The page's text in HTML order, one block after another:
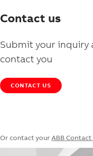
Contact us
Submit your inquiry
contact you
CONTACT US
Or contact your ABB